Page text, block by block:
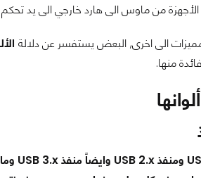
من ماوس الى هارد خارجي الى يد تحكم
منها.